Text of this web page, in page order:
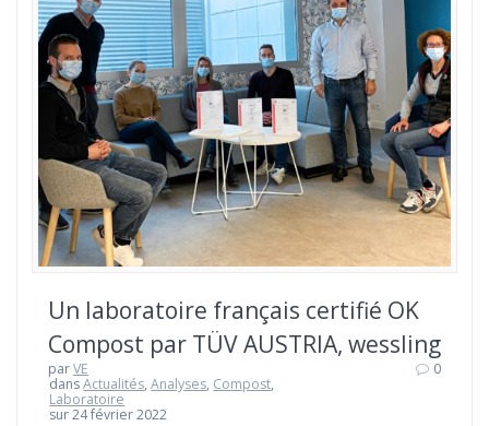
Un laboratoire français certifié OK
Compost par TÜV AUSTRIA, wessling
parVE
dansActualités,Analyses, Compost,
Laboratoire
sur 24 février 2022
0